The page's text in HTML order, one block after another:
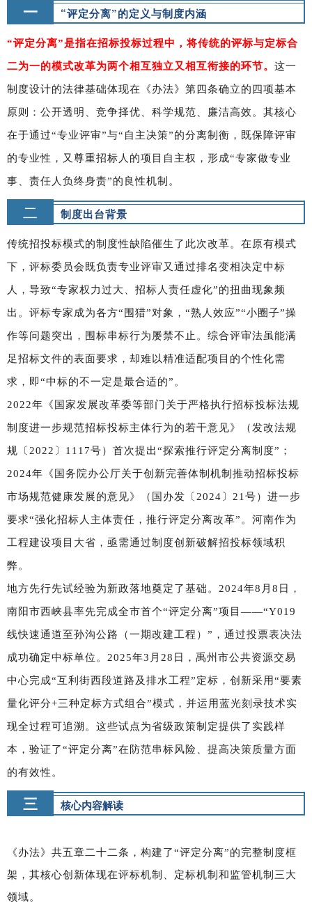
一 “评定分离”的定义与制度内涵
“评定分离”是指在招标投标过程中，将传统的评标与定标合
二为一的模式改革为两个相互独立又相互衔接的环节。 这一
制度设计的法律基础体现在《办法》第四条确立的四项基本
原则：公开透明、竞争择优、科学规范、廉洁高效。其核心
在于通过“专业评审”与“自主决策”的分离制衡，既保障评审
的专业性，又尊重招标人的项目自主权，形成“专家做专业
事、责任人负终身责”的良性机制。
二 制度出台背景
传统招投标模式的制度性缺陷催生了此次改革。在原有模式
下，评标委员会既负责专业评审又通过排名变相决定中标
人，导致“专家权力过大、招标人责任虚化”的扭曲现象频
出。评标专家成为各方“围猎”对象，“熟人效应”“小圈子”操
作等问题突出，围标串标行为屡禁不止。综合评审法虽能满
足招标文件的表面要求，却难以精准适配项目的个性化需
求，即“中标的不一定是最合适的”。
2022年《国家发展改革委等部门关于严格执行招标投标法规
制度进一步规范招标投标主体行为的若干意见》（发改法规
规〔2022〕1117号）首次提出“探索推行评定分离制度”；
2024年《国务院办公厅关于创新完善体制机制推动招标投标
市场规范健康发展的意见》（国办发〔2024〕21号）进一步
要求“强化招标人主体责任，推行评定分离改革”。河南作为
工程建设项目大省，亟需通过制度创新破解招投标领域积
弊。
地方先行先试经验为新政落地奠定了基础。2024年8月8日，
南阳市西峡县率先完成全市首个“评定分离”项目——“Y019
线快速通道至孙沟公路（一期改建工程）”，通过投票表决法
成功确定中标单位。2025年3月28日，禹州市公共资源交易
中心完成“互利街西段道路及排水工程”定标，创新采用“要素
量化评分+三种定标方式组合”模式，并运用蓝光刻录技术实
现全过程可追溯。这些试点为省级政策制定提供了实践样
本，验证了“评定分离”在防范串标风险、提高决策质量方面
的有效性。
三 核心内容解读
《办法》共五章二十二条，构建了“评定分离”的完整制度框
架，其核心创新体现在评标机制、定标机制和监管机制三大
领域。